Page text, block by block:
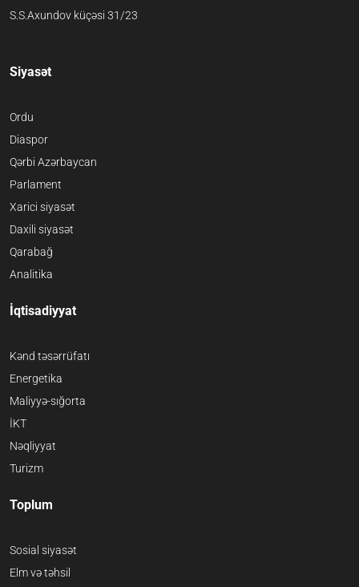
S.S.Axundov küçəsi 31/23
Siyasət
Ordu
Diaspor
Qərbi Azərbaycan
Parlament
Xarici siyasət
Daxili siyasət
Qarabağ
Analitika
İqtisadiyyat
Kənd təsərrüfatı
Energetika
Maliyyə-sığorta
İKT
Nəqliyyat
Turizm
Toplum
Sosial siyasət
Elm və təhsil